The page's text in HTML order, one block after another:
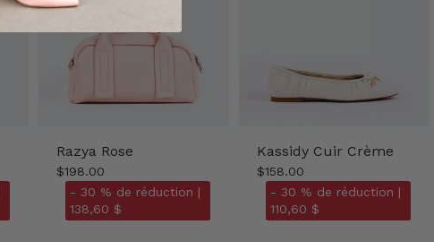
Razya Rose
$198.00
- 30 % de réduction |
138,60 $
Kassidy Cuir Crème
$158.00
- 30 % de réduction |
110,60 $